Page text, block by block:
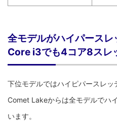
全モデルがハイパースレ
Core i3でも4コア8スレ
下位モデルではハイピパースレッ
Comet Lakeからは全モデルでハ
います。